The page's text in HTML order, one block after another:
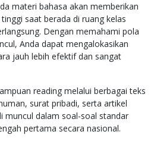
materi bahasa akan memberikan
saat berada di ruang kelas
Dengan memahami pola
Anda dapat mengalokasikan
jauh lebih efektif dan sangat
reading melalui berbagai teks
surat pribadi, serta artikel
muncul dalam soal-soal standar
pertama secara nasional.